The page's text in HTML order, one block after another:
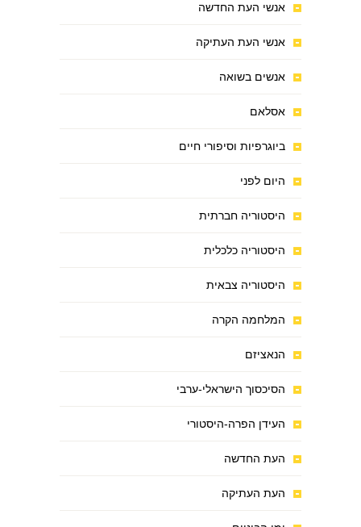
אנשי העת החדשה
אנשי העת העתיקה
אנשים בשואה
אסלאם
ביוגרפיות וסיפורי חיים
היום לפני
היסטוריה חברתית
היסטוריה כלכלית
היסטוריה צבאית
המלחמה הקרה
הנאציזם
הסיכסוך הישראלי-ערבי
העידן הפרה-היסטורי
העת החדשה
העת העתיקה